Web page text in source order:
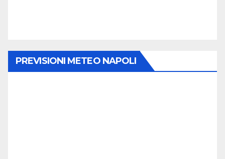
PREVISIONI METEO NAPOLI